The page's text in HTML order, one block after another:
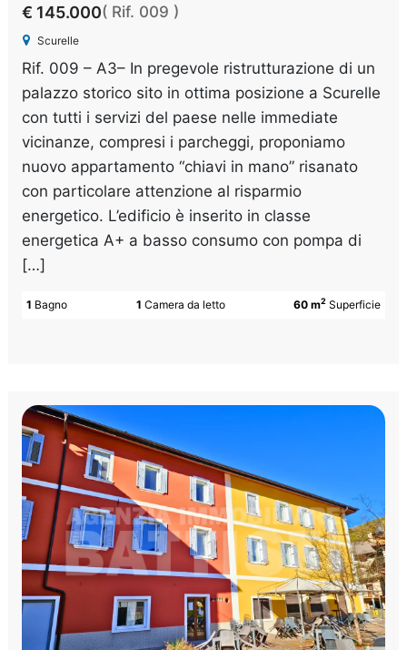
€ 145.000( Rif. 009 )
Scurelle
Rif. 009 – A3– In pregevole ristrutturazione di un
palazzo storico sito in ottima posizione a Scurelle
con tutti i servizi del paese nelle immediate
vicinanze, compresi i parcheggi, proponiamo
nuovo appartamento “chiavi in mano” risanato
con particolare attenzione al risparmio
energetico. L’edificio è inserito in classe
energetica A+ a basso consumo con pompa di
[…]
60 m2 Superficie
1 Camera da letto
1 Bagno